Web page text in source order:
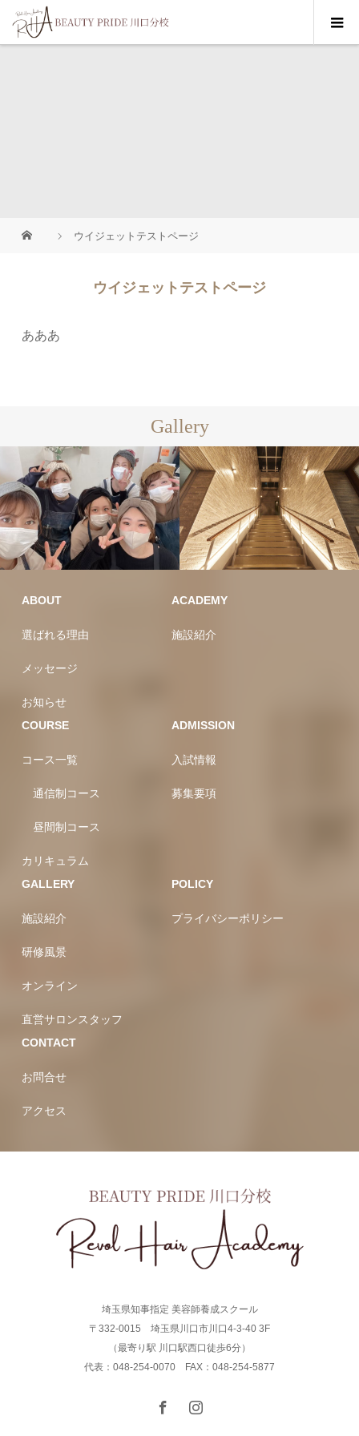
ウイジェットテストページ
ウイジェットテストページ
あああ
Gallery
ABOUT
選ばれる理由
メッセージ
お知らせ
ACADEMY
施設紹介
COURSE
コース一覧
通信制コース
昼間制コース
カリキュラム
ADMISSION
入試情報
募集要項
GALLERY
施設紹介
研修風景
オンライン
直営サロンスタッフ
POLICY
プライバシーポリシー
CONTACT
お問合せ
アクセス
埼玉県知事指定 美容師養成スクール
〒332-0015 埼玉県川口市川口4-3-40 3F
（最寄り駅 川口駅西口徒歩6分）
代表：048-254-0070 FAX：048-254-5877